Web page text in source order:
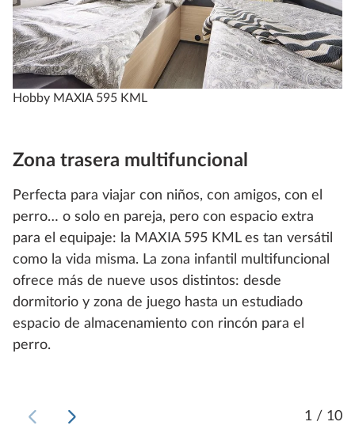
Hobby MAXIA 595 KML
Zona trasera multifuncional
Perfecta para viajar con niños, con amigos, con el
perro… o solo en pareja, pero con espacio extra
para el equipaje: la MAXIA 595 KML es tan versátil
como la vida misma. La zona infantil multifuncional
ofrece más de nueve usos distintos: desde
dormitorio y zona de juego hasta un estudiado
espacio de almacenamiento con rincón para el
perro.
1 / 10